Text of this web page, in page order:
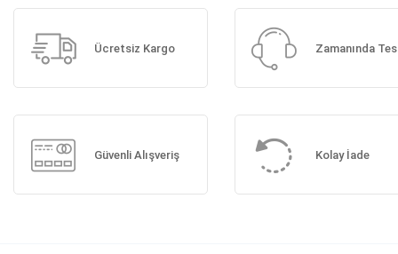
Ücretsiz Kargo Zamanında
Güvenli Alışveriş Kolay İade